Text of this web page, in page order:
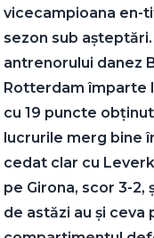
vicecampioana en-
sezon sub
antrenorului danez
Rotterdam împarte
cu 19 puncte
lucrurile merg bine
cedat clar cu
pe Girona, scor 3-2,
de astăzi au și